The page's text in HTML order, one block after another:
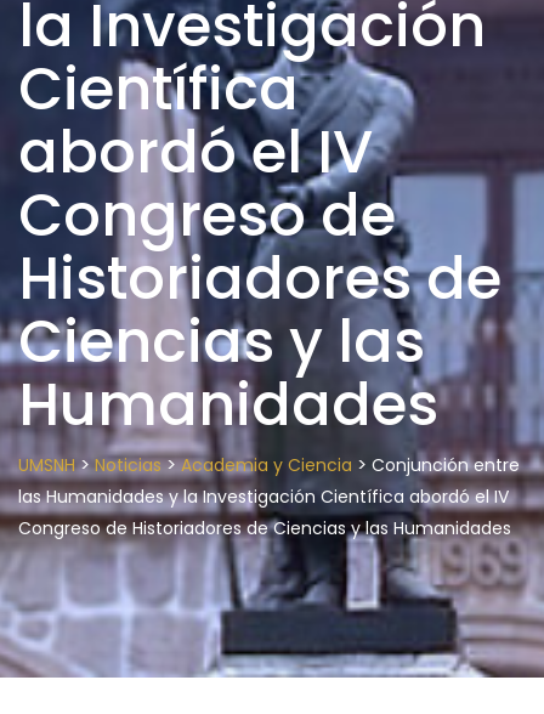
la Investigación
Científica
abordó el IV
Congreso de
Historiadores de
Ciencias y las
Humanidades
UMSNH> Noticias>Academia y Ciencia > Conjunción entre
las Humanidades y la Investigación Científica abordó el IV
Congreso de Historiadores de Ciencias y las Humanidades